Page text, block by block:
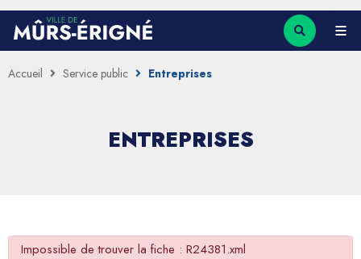
Accueil Service public Entreprises
ENTREPRISES
Impossible de trouver la fiche : R24381.xml